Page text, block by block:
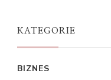
KATEGORIE
BIZNES